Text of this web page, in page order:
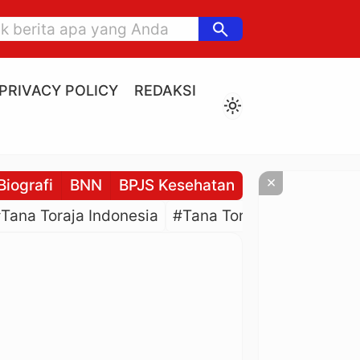
search
PRIVACY POLICY
REDAKSI
light_mode
BNN BPJS Kesehatan BPJS
Toraja Indonesia #Tana Toraja Culture
×